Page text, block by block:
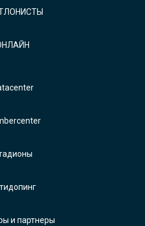
и партнеры